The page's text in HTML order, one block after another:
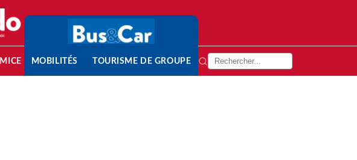
MICE MOBILITÉS TOURISME DE GROUPE